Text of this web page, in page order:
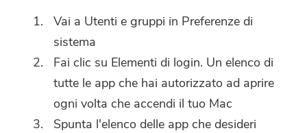
Vai a Utenti e gruppi in Preferenze di
sistema
Fai clic su Elementi di login. Un elenco di
tutte le app che hai autorizzato ad aprire
ogni volta che accendi il tuo Mac
Spunta l'elenco delle app che desideri